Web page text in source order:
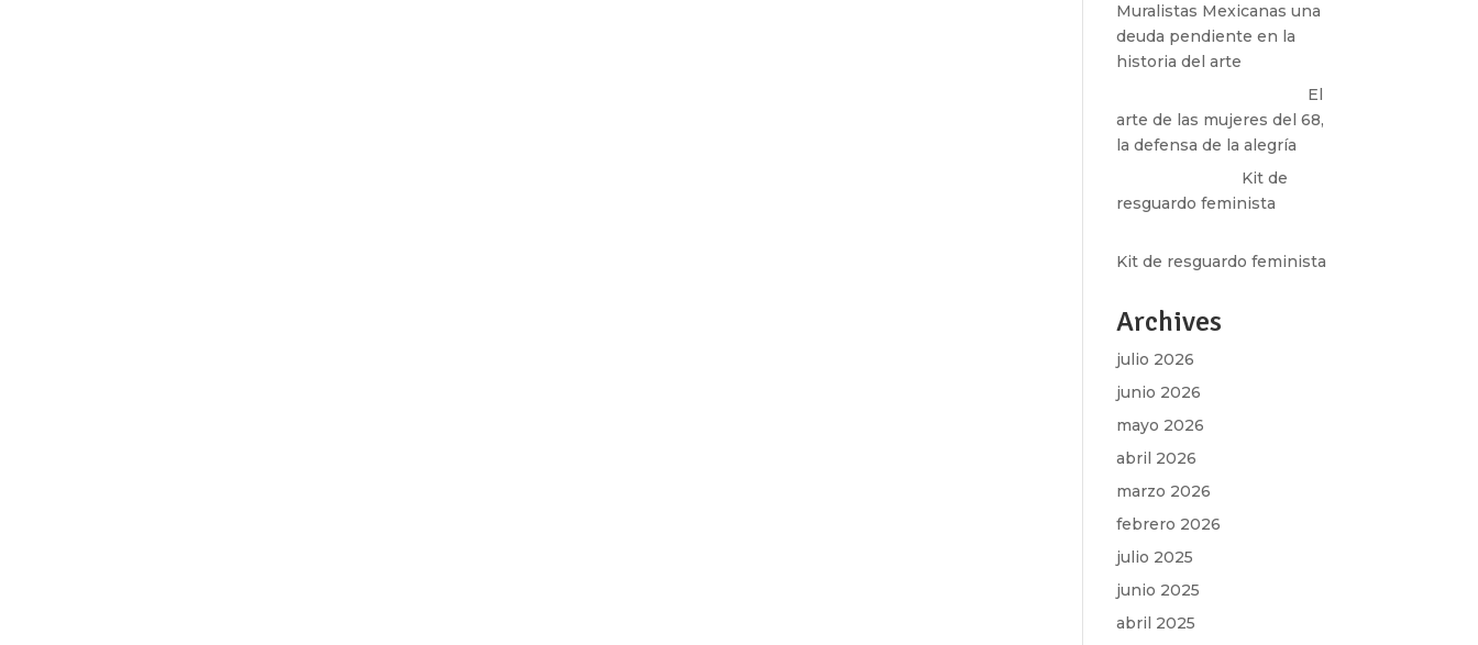
Muralistas Mexicanas una
deuda pendiente en la
historia del arte
El
arte de las mujeres del 68,
la defensa de la alegría
Kit de
resguardo feminista
Kit de resguardo feminista
Archives
julio 2026
junio 2026
mayo 2026
abril 2026
marzo 2026
febrero 2026
julio 2025
junio 2025
abril 2025